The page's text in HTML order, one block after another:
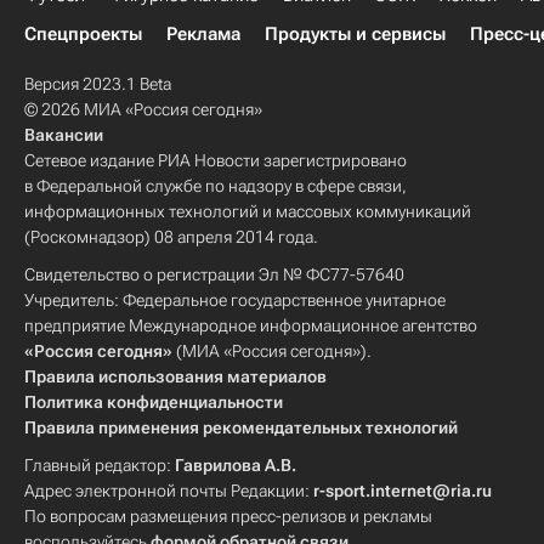
Спецпроекты
Реклама Продукты и сервисы Пресс-
Версия 2023.1 Beta
© 2026 МИА «Россия сегодня»
Вакансии
Сетевое издание РИА Новости зарегистрировано
в Федеральной службе по надзору в сфере связи,
информационных технологий и массовых коммуникаций
(Роскомнадзор) 08 апреля 2014 года.
Свидетельство о регистрации Эл № ФС77-57640
Учредитель: Федеральное государственное унитарное
предприятие Международное информационное агентство
«Россия сегодня» (МИА «Россия сегодня»).
Правила использования материалов
Политика конфиденциальности
Правила применения рекомендательных технологий
Главный редактор: Гаврилова А.В.
Адрес электронной почты Редакции: r-sport.internet@ria.ru
По вопросам размещения пресс-релизов и рекламы